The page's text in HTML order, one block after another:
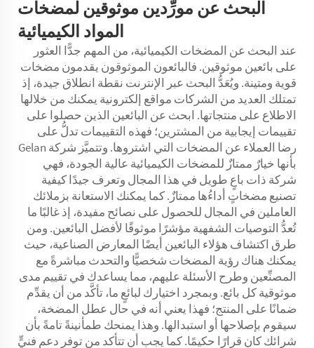
البحث عن مورِّدين موثوقين لمضخات
المواد الكيميائية
عند البحث عن المضخات الكيميائية، من المهم جدًّا العثور
على بائعين موثوقين. فالبائعون الموثوقون يقدمون مضخات
قوية ومتينة. ويُعَدُّ البحث عبر الإنترنت نقطة انطلاق جيدة، إذ
تمتلك العديد من الشركات مواقع إلكترونية يمكنك من خلالها
الاطلاع على منتجاتها. ابحث عن البائعين الذين حصلوا على
تقييمات إيجابية من المشترين؛ فهذه التقييمات تدلُّ على
رضا العملاء عن المضخات التي اشتروها. وتتميَّز شركة Gelan
بأنها خيارٌ ممتازٌ للمضخات الكيميائية عالية الجودة، فهي
شركة ذات باعٍ طويل في هذا المجال وتعرف جيدًا كيفية
تصنيع مضخاتٍ أداءُها ممتازٌ. كما يمكنك الاستعانة بزملائك
العاملين في المجال للحصول على نصائح مفيدة، إذ غالبًا ما
تُعدُّ التوصيات الشفهية مؤشرًا موثوقًا لأفضل البائعين. ومن
طرق اكتشاف هؤلاء البائعين أيضًا المعارض الصناعية، حيث
يمكنك هناك رؤية المضخات شخصيًّا والتحدث مباشرةً مع
المصنِّعين وطرح الأسئلة عليهم، مما يساعدك في تقييم مدى
موثوقية كل بائع. وبمجرد اختيارك لبائعٍ ما، تأكَّد من أن يقدِّم
ضمانًا على المنتج؛ فهذا يعني أنه في حال عطل المضخة،
سيقوم بإصلاحها أو استبدالها. وهذا يمنحك طمأنينةً تامةً بأن
شرائك كان قرارًا حكيمًا. كما يجب أن تتأكد من توفر دعمٍ فنيٍّ